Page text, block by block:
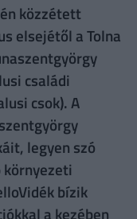
közzétett
elsejétől a Tolna
családi
csok). A
legyen szó
bízik
a kezében